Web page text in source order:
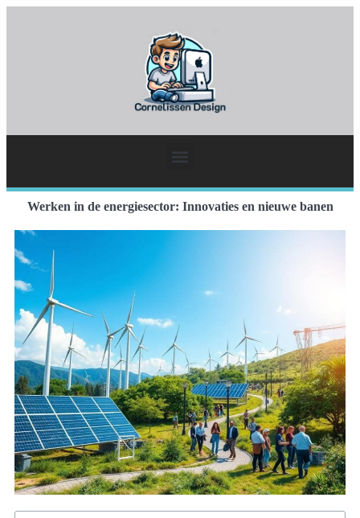
Werken in de energiesector: Innovaties en nieuwe banen